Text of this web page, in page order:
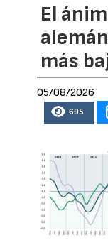
El
más
05/08/2026
695